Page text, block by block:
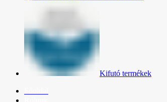
Kifutó termékek